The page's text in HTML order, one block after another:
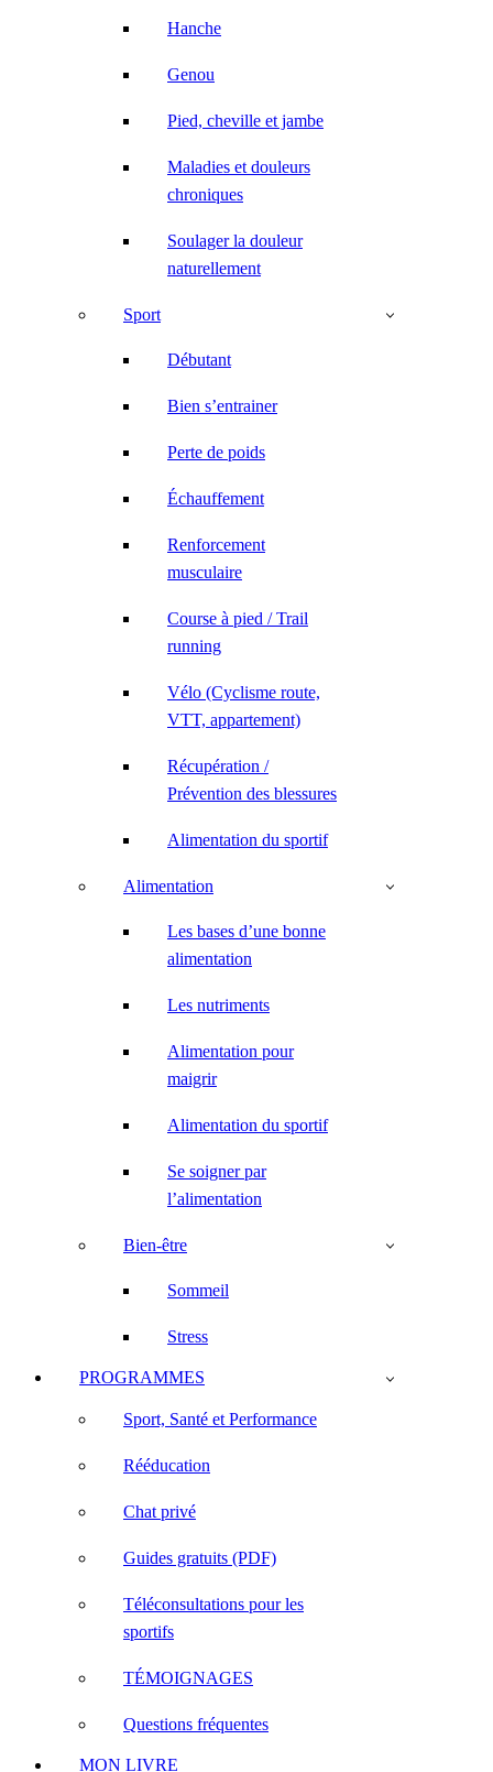
Hanche
Genou
Pied, cheville et jambe
Maladies et douleurs
chroniques
Soulager la douleur
naturellement
Sport
Débutant
Bien s’entrainer
Perte de poids
Échauffement
Renforcement
musculaire
Course à pied / Trail
running
Vélo (Cyclisme route,
VTT, appartement)
Récupération /
Prévention des blessures
Alimentation du sportif
Alimentation
Les bases d’une bonne
alimentation
Les nutriments
Alimentation pour
maigrir
Alimentation du sportif
Se soigner par
l’alimentation
Bien-être
Sommeil
Stress
PROGRAMMES
Sport, Santé et Performance
Rééducation
Chat privé
Guides gratuits (PDF)
Téléconsultations pour les
sportifs
TÉMOIGNAGES
Questions fréquentes
MON LIVRE